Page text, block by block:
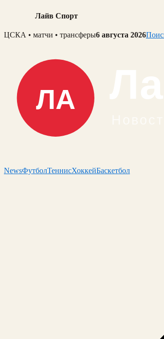
Лайв Спорт
Skip
ЦСКА • матчи • трансферы6 августа 2026
NewsФутболТеннисХоккейБаскетбол